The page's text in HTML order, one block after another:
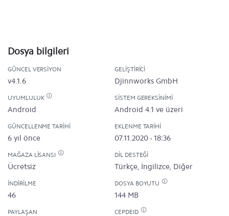
Dosya bilgileri
GÜNCEL VERSIYON
v4.1.6
GELIŞTIRICI
Djinnworks GmbH
UYUMLULUK
Android
SISTEM GEREKSINIMI
Android 4.1 ve üzeri
GÜNCELLENME TARIHI
6 yıl önce
EKLENME TARIHI
07.11.2020 - 18:36
MAĞAZA LISANSI
Ücretsiz
DIL DESTEĞI
Türkçe, İngilizce, Diğer
İNDIRILME
46
DOSYA BOYUTU
144 MB
PAYLAŞAN CEPDEID